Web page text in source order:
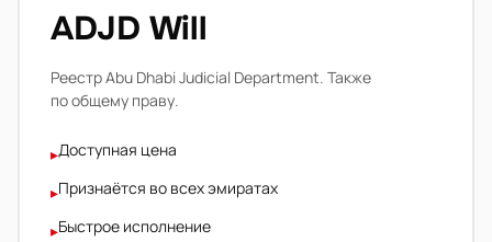
ADJD Will
Реестр Abu Dhabi Judicial Department. Также
по общему праву.
▸Доступная цена
▸Признаётся во всех эмиратах
▸Быстрое исполнение